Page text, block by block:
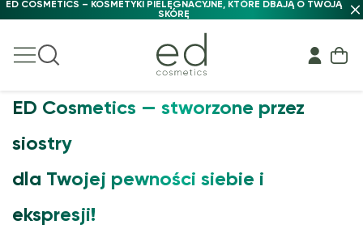
ED COSMETICS – KOSMETYKI PIELĘGNACYJNE, KTÓRE DBAJĄ O TWOJĄ
SKÓRĘ
ED Cosmetics — stworzone przez
siostry
dla Twojej pewności siebie i
ekspresji!